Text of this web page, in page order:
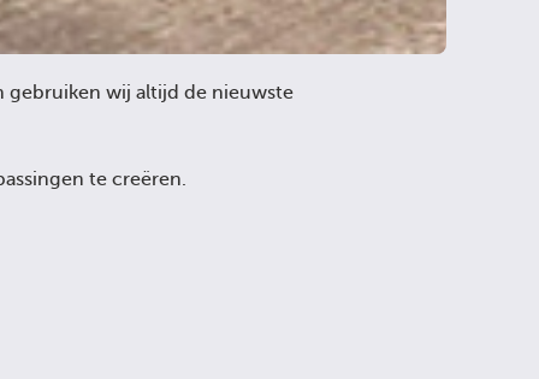
gebruiken wij altijd de nieuwste
te creëren.